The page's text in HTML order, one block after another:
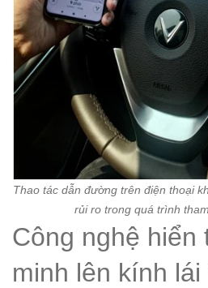
Thao tác dẫn đường trên điện thoại
rủi ro trong quá trình
Công nghệ hiển
minh lên kính lái